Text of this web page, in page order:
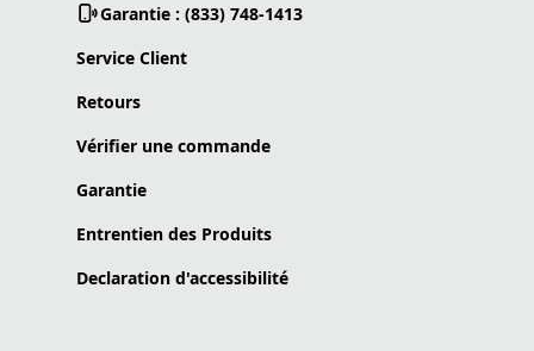
Garantie : (833) 748-1413
Service Client
Retours
Vérifier une commande
Garantie
Entrentien des Produits
Declaration d'accessibilité